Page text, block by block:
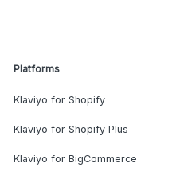
Platforms
Klaviyo for Shopify
Klaviyo for Shopify Plus
Klaviyo for BigCommerce